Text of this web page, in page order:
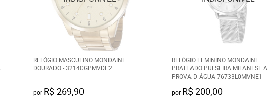
RELÓGIO MASCULINO MONDAINE
DOURADO - 32140GPMVDE2
por R$ 269,90
RELÓGIO FEMININO MONDAINE
PRATEADO PULSEIRA MILANESE A
PROVA D´ÁGUA 76733L0MVNE1
por R$ 200,00